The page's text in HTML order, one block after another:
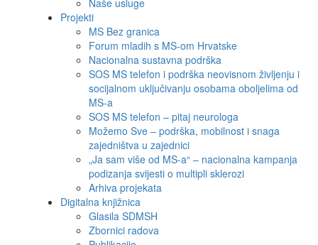
Naše usluge
Projekti
MS Bez granica
Forum mladih s MS-om Hrvatske
Nacionalna sustavna podrška
SOS MS telefon i podrška neovisnom življenju i
socijalnom uključivanju osobama oboljelima od
MS-a
SOS MS telefon – pitaj neurologa
Možemo Sve – podrška, mobilnost i snaga
zajedništva u zajednici
„Ja sam više od MS-a“ – nacionalna kampanja
podizanja svijesti o multipli sklerozi
Arhiva projekata
Digitalna knjižnica
Glasila SDMSH
Zbornici radova